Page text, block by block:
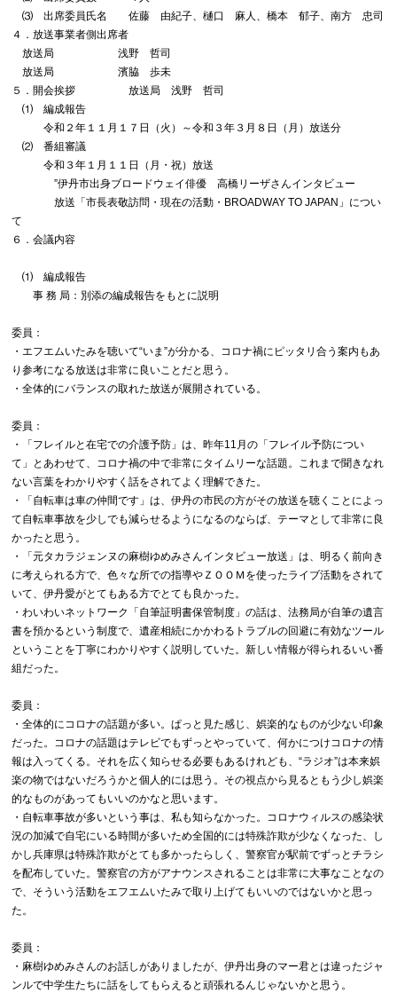
⑶ 出席委員氏名 佐藤 由紀子、樋口 麻人、橋本 郁子、南方 忠司
４．放送事業者側出席者
放送局 浅野 哲司
放送局 濱脇 歩未
５．開会挨拶 放送局 浅野 哲司
⑴ 編成報告
令和２年１１月１７日（火）～令和３年３月８日（月）放送分
⑵ 番組審議
令和３年１月１１日（月・祝）放送
”伊丹市出身ブロードウェイ俳優 高橋リーザさんインタビュー
放送「市長表敬訪問・現在の活動・BROADWAY TO JAPAN」につい
て
６．会議内容
⑴ 編成報告
事 務 局：別添の編成報告をもとに説明
委員：
・エフエムいたみを聴いて“いま”が分かる、コロナ禍にピッタリ合う案内もあ
り参考になる放送は非常に良いことだと思う。
・全体的にバランスの取れた放送が展開されている。
委員：
・「フレイルと在宅での介護予防」は、昨年11月の「フレイル予防につい
て」とあわせて、コロナ禍の中で非常にタイムリーな話題。これまで聞きなれ
ない言葉をわかりやすく話をされてよく理解できた。
・「自転車は車の仲間です」は、伊丹の市民の方がその放送を聴くことによっ
て自転車事故を少しでも減らせるようになるのならば、テーマとして非常に良
かったと思う。
・「元タカラジェンヌの麻樹ゆめみさんインタビュー放送」は、明るく前向き
に考えられる方で、色々な所での指導やＺＯＯＭを使ったライブ活動をされて
いて、伊丹愛がとてもある方でとても良かった。
・わいわいネットワーク「自筆証明書保管制度」の話は、法務局が自筆の遺言
書を預かるという制度で、遺産相続にかかわるトラブルの回避に有効なツール
ということを丁寧にわかりやすく説明していた。新しい情報が得られるいい番
組だった。
委員：
・全体的にコロナの話題が多い。ぱっと見た感じ、娯楽的なものが少ない印象
だった。コロナの話題はテレビでもずっとやっていて、何かにつけコロナの情
報は入ってくる。それを広く知らせる必要もあるけれども、“ラジオ”は本来娯
楽の物ではないだろうかと個人的には思う。その視点から見るともう少し娯楽
的なものがあってもいいのかなと思います。
・自転車事故が多いという事は、私も知らなかった。コロナウィルスの感染状
況の加減で自宅にいる時間が多いため全国的には特殊詐欺が少なくなった、し
かし兵庫県は特殊詐欺がとても多かったらしく、警察官が駅前でずっとチラシ
を配布していた。警察官の方がアナウンスされることは非常に大事なことなの
で、そういう活動をエフエムいたみで取り上げてもいいのではないかと思っ
た。
委員：
・麻樹ゆめみさんのお話しがありましたが、伊丹出身のマー君とは違ったジャ
ンルで中学生たちに話をしてもらえると頑張れるんじゃないかと思う。